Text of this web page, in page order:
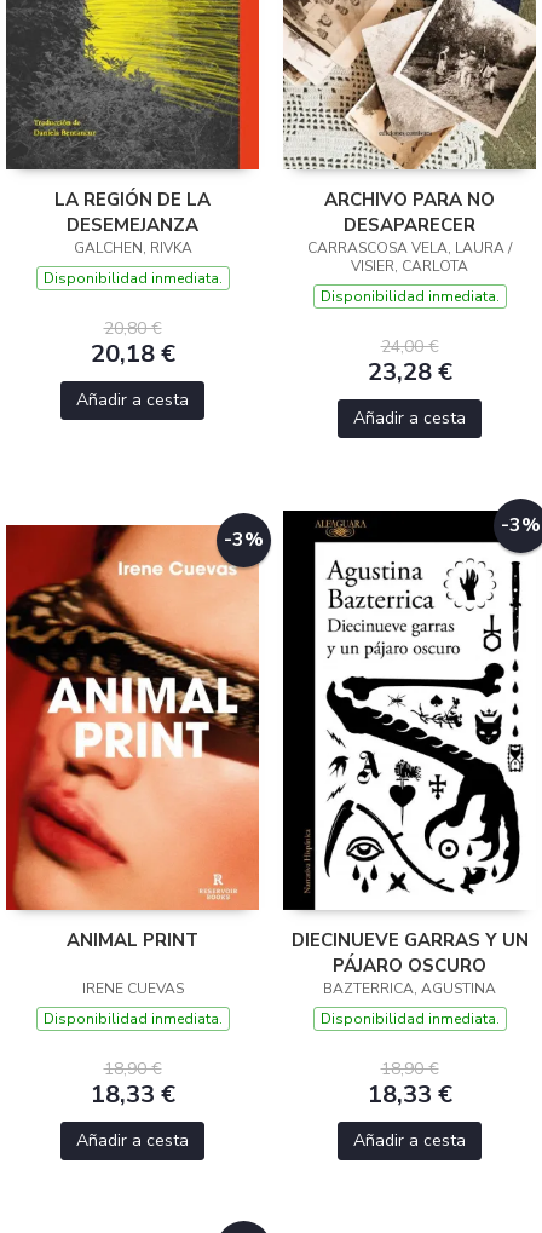
LA REGIÓN DE LA
DESEMEJANZA
GALCHEN, RIVKA
Disponibilidad inmediata.
20,80 €
20,18 €
Añadir a cesta
ARCHIVO PARA NO
DESAPARECER
CARRASCOSA VELA, LAURA /
VISIER, CARLOTA
Disponibilidad inmediata.
24,00 €
23,28 €
Añadir a cesta
-3%
ANIMAL PRINT
IRENE CUEVAS
Disponibilidad inmediata.
18,90 €
18,33 €
Añadir a cesta
-3%
DIECINUEVE GARRAS Y UN
PÁJARO OSCURO
BAZTERRICA, AGUSTINA
Disponibilidad inmediata.
18,90 €
18,33 €
Añadir a cesta